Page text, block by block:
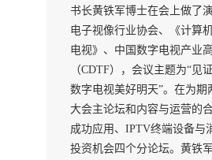
书长黄铁军博士在会上做了
电子视像行业协会、《计算
电视》、中国数字电视产业
（CDTF），会议主题为“见
数字电视美好明天”。在为期
大会主论坛和内容与运营的
成功应用、IPTV终端设备与
投资机会四个分论坛。黄铁